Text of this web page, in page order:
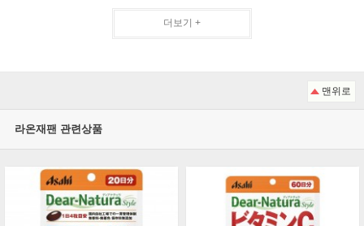
더보기 +
맨위로
라온재팬 관련상품